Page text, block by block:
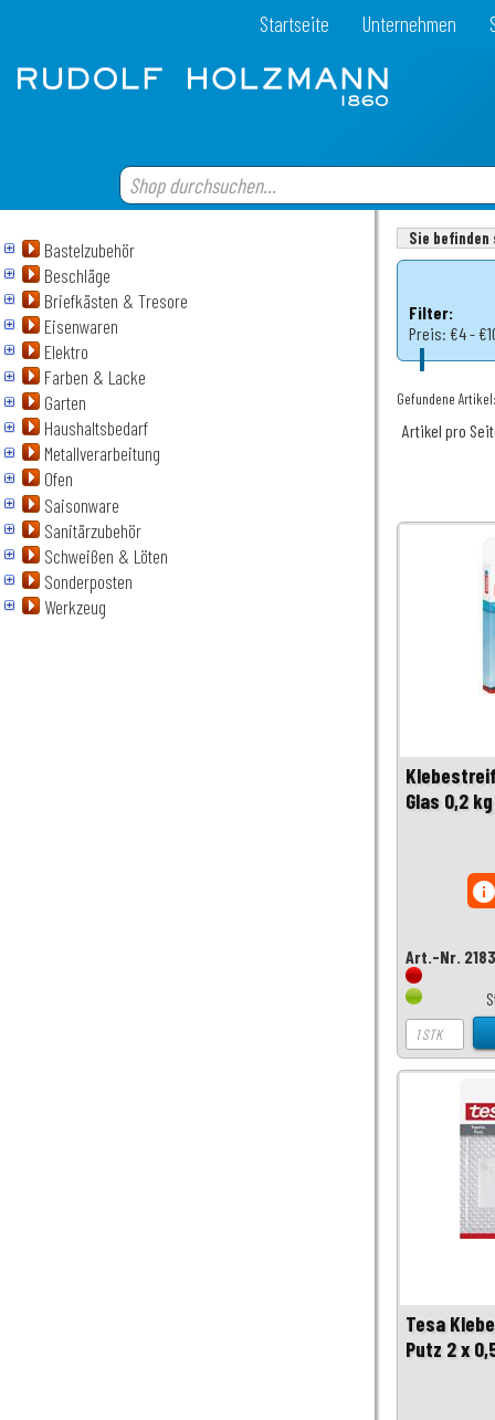
Startseite Unternehmen
Bastelzubehör
Beschläge
Briefkästen & Tresore
Eisenwaren
Elektro
Farben & Lacke
Garten
Haushaltsbedarf
Metallverarbeitung
Ofen
Saisonware
Sanitärzubehör
Schweißen & Löten
Sonderposten
Werkzeug
Sie
Filter:
Preis: €4 -
Gefundene
Artikel pro
Glas 0,2 kg
Art.-Nr.
Tesa
Putz 2 x